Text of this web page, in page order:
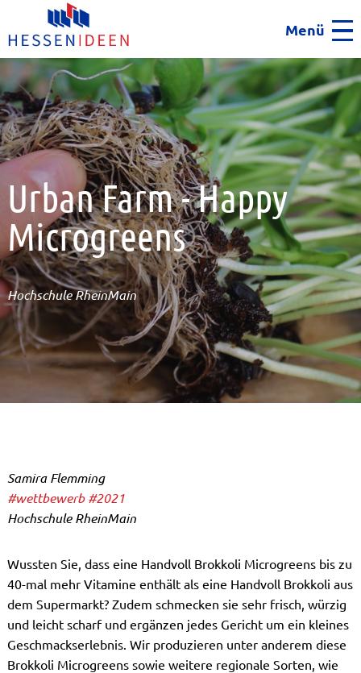
Menü
Urban Farm - Happy
Microgreens
Hochschule RheinMain
Samira Flemming
#wettbewerb #2021
Hochschule RheinMain
Wussten Sie, dass eine Handvoll Brokkoli Microgreens bis zu
40-mal mehr Vitamine enthält als eine Handvoll Brokkoli aus
dem Supermarkt? Zudem schmecken sie sehr frisch, würzig
und leicht scharf und ergänzen jedes Gericht um ein kleines
Geschmackserlebnis. Wir produzieren unter anderem diese
Brokkoli Microgreens sowie weitere regionale Sorten, wie